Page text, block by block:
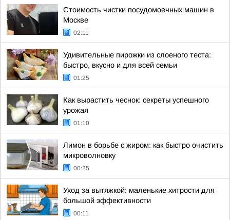
Стоимость чистки посудомоечных машин в
Москве
02:11
Удивительные пирожки из слоеного теста:
быстро, вкусно и для всей семьи
01:25
Как вырастить чеснок: секреты успешного
урожая
01:10
Лимон в борьбе с жиром: как быстро очистить
микроволновку
00:25
Уход за вытяжкой: маленькие хитрости для
большой эффективности
00:11